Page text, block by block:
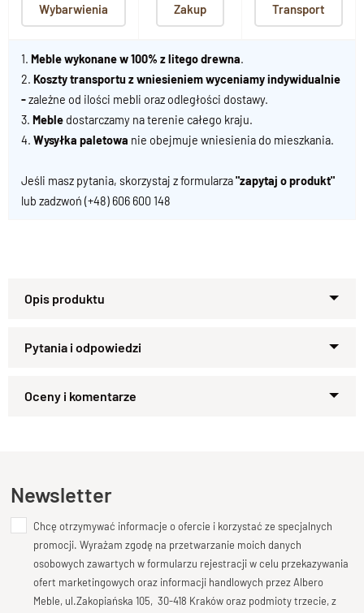
Wybarwienia Zakup Transport
1. Meble wykonane w 100% z litego drewna.
2. Koszty transportu z wniesieniem wyceniamy indywidualnie
-zależne od ilości mebli oraz odległości dostawy.
3. Meble dostarczamy na terenie całego kraju.
4. Wysyłka paletowa nie obejmuje wniesienia do mieszkania.
Jeśli masz pytania, skorzystaj z formularza"zapytaj o produkt"
lub zadzwoń (+48) 606 600 148
lustra w naszej ofercie – klasyczny wzór w prostej,
Rama o szerokości 10 cm doskonale komponuje się z meblami
miejscu łączenia desek pod kątem 45 stopni – detal
charakterystyczny także dla kolekcji
GOA CUBE
Lustro przystosowane jest do montażu zarównow pionie, jak i
w poziomie, co daje dużą swobodę aranżacyjną. Wymiar120 ×
80 cmidealnie sprawdzi się nad komodą w salonie lub jadalni,
Zapytaj o produkt
Dodaj opinię o produkcie
Twoja ocena
Bardzo dobry
Newsletter
Chcę otrzymywać informacje o ofercie i korzystać ze specjalnych
promocji. Wyrażam zgodę na przetwarzanie moich danych
osobowych zawartych w formularzu rejestracji w celu przekazywania
ofert marketingowych oraz informacji handlowych przez Albero
Meble, ul.Zakopiańska 105, 30-418 Kraków oraz podmioty trzecie, z